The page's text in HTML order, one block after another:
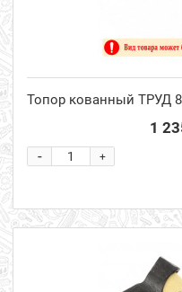
Топор кованный ТРУД
1
+
-